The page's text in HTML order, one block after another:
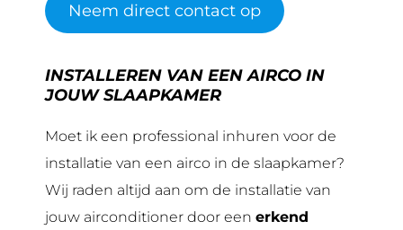
Neem direct contact op
INSTALLEREN VAN EEN AIRCO IN
JOUW SLAAPKAMER
Moet ik een professional inhuren voor de
installatie van een airco in de slaapkamer?
Wij raden altijd aan om de installatie van
jouw airconditioner door een erkend